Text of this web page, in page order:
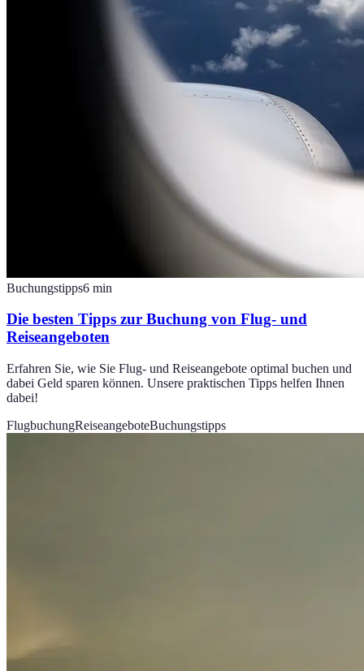
Buchungstipps6 min
Die besten Tipps zur Buchung von Flug- und
Reiseangeboten
Erfahren Sie, wie Sie Flug- und Reiseangebote optimal buchen und
dabei Geld sparen können. Unsere praktischen Tipps helfen Ihnen
dabei!
FlugbuchungReiseangeboteBuchungstipps